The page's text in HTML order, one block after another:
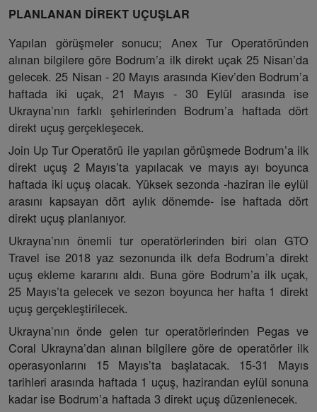
PLANLANAN DİREKT UÇUŞLAR
Yapılan görüşmeler sonucu; Anex Tur Operatöründen
alınan bilgilere göre Bodrum’a ilk direkt uçak 25 Nisan’da
gelecek. 25 Nisan - 20 Mayıs arasında Kiev’den Bodrum’a
haftada iki uçak, 21 Mayıs - 30 Eylül arasında ise
Ukrayna’nın farklı şehirlerinden Bodrum’a haftada dört
direkt uçuş gerçekleşecek.
Join Up Tur Operatörü ile yapılan görüşmede Bodrum’a ilk
direkt uçuş 2 Mayıs’ta yapılacak ve mayıs ayı boyunca
haftada iki uçuş olacak. Yüksek sezonda -haziran ile eylül
arasını kapsayan dört aylık dönemde- ise haftada dört
direkt uçuş planlanıyor.
Ukrayna’nın önemli tur operatörlerinden biri olan GTO
Travel ise 2018 yaz sezonunda ilk defa Bodrum’a direkt
uçuş ekleme kararını aldı. Buna göre Bodrum’a ilk uçak,
25 Mayıs’ta gelecek ve sezon boyunca her hafta 1 direkt
uçuş gerçekleştirilecek.
Ukrayna’nın önde gelen tur operatörlerinden Pegas ve
Coral Ukrayna’dan alınan bilgilere göre de operatörler ilk
operasyonlarını 15 Mayıs’ta başlatacak. 15-31 Mayıs
tarihleri arasında haftada 1 uçuş, hazirandan eylül sonuna
kadar ise Bodrum’a haftada 3 direkt uçuş düzenlenecek.